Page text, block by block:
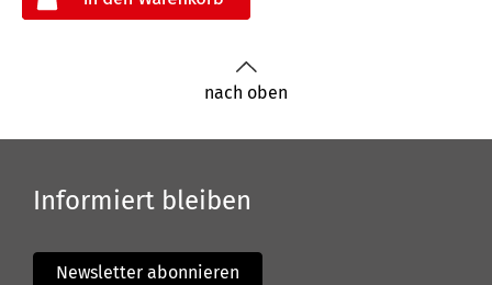
nach oben
Informiert bleiben
Newsletter abonnieren